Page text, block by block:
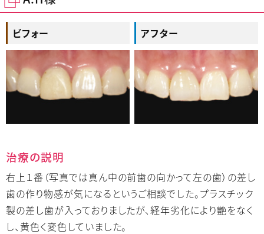
ビフォー アフター
治療の説明
右上１番（写真では真ん中の前歯の向かって左の歯）の差し
歯の作り物感が気になるというご相談でした。プラスチック
製の差し歯が入っておりましたが、経年劣化により艶をなく
し、黄色く変色していました。